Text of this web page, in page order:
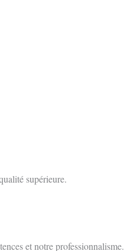
supérieure.
et notre professionnalisme.